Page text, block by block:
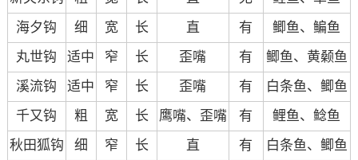
海夕钩
细 宽 长 直 有
鲫鱼、鳊鱼
丸世钩
适中 窄 长 歪嘴 有
鲫鱼、黄颡鱼
溪流钩
适中 窄 长 歪嘴 有
白条鱼、鲫鱼
千又钩
粗 宽 长 鹰嘴、歪嘴 有
鲤鱼、鲶鱼
秋田狐钩
细 窄 长 直 有
白条鱼、鲫鱼